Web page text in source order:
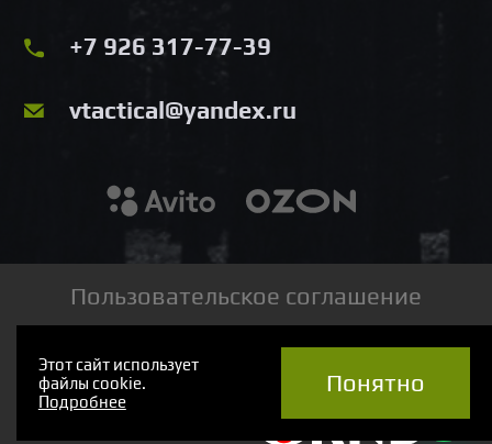
+7 926 317-77-39
vtactical@yandex.ru
Пользовательское соглашение
2024 © Veronika Tactical
Этот сайт использует
файлы cookie.
Подробнее
Понятно